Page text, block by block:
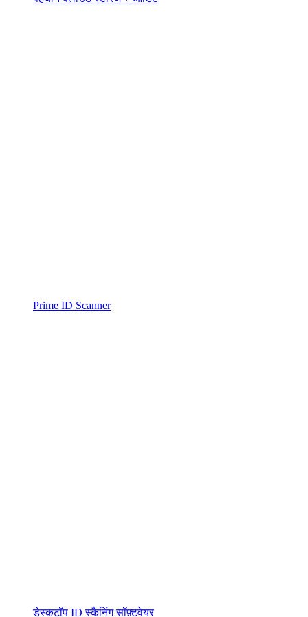
Prime ID Scanner
डेस्कटॉप ID स्कैनिंग सॉफ़्टवेयर